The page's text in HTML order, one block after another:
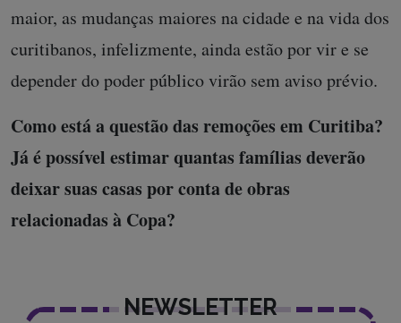
maior, as mudanças maiores na cidade e na vida dos
curitibanos, infelizmente, ainda estão por vir e se
depender do poder público virão sem aviso prévio.
Como está a questão das remoções em Curitiba?
Já é possível estimar quantas famílias deverão
deixar suas casas por conta de obras
relacionadas à Copa?
NEWSLETTER